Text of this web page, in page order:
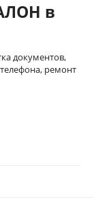
в
документов,
ремонт